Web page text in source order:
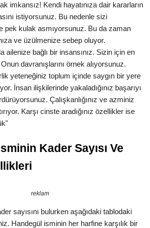
imkansız! Kendi hayatınıza dair kararların
istiyorsunuz. Bu nedenle sizi
pek kulak asmıyorsunuz. Bu da zaman
ve üzülmenize sebep oluyor.
ailenize bağlı bir insansınız. Sizin için en
davranışlarını örnek alıyorsunuz.
yeteneğiniz toplum içinde saygın bir yere
İnsan ilişkilerinde yakaladığınız başarıyı
Çalışkanlığınız ve azminiz
Karşı cinste aradığınız özellikler ise
Kader Sayısı Ve
reklam
sayısını bulurken aşağıdaki tablodaki
Handegül isminin her harfine karşılık bir